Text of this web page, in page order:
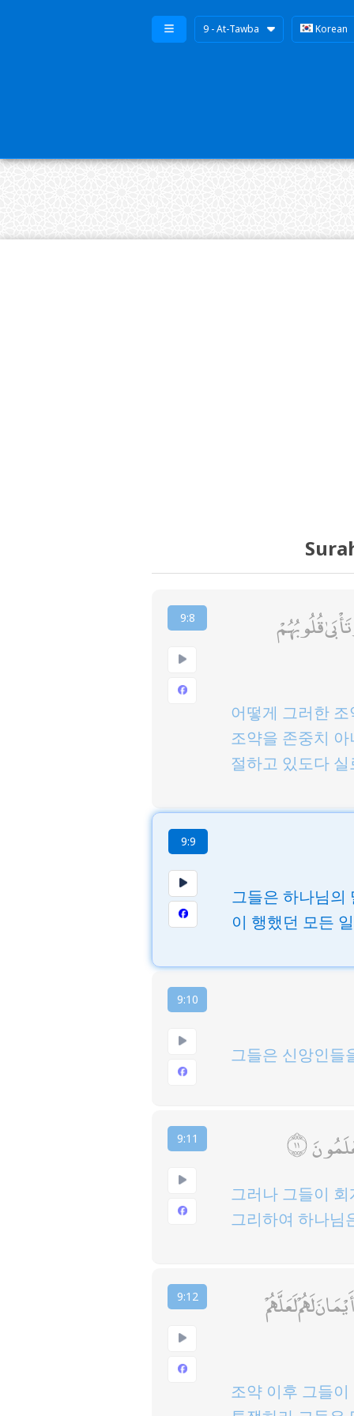
9 - At-Tawba Korean
9:8
قُلُوبُهُمْ
어떻게 그러한
조약을 존중치
절하고 있도다
9:9
그들은 하나님의
이 행했던 모든
9:10
그들은 신앙인들
9:11
그러나 그들이
그리하여 하나님
9:12
لَهُمْ لَعَلَّهُمْ
조약 이후 그들